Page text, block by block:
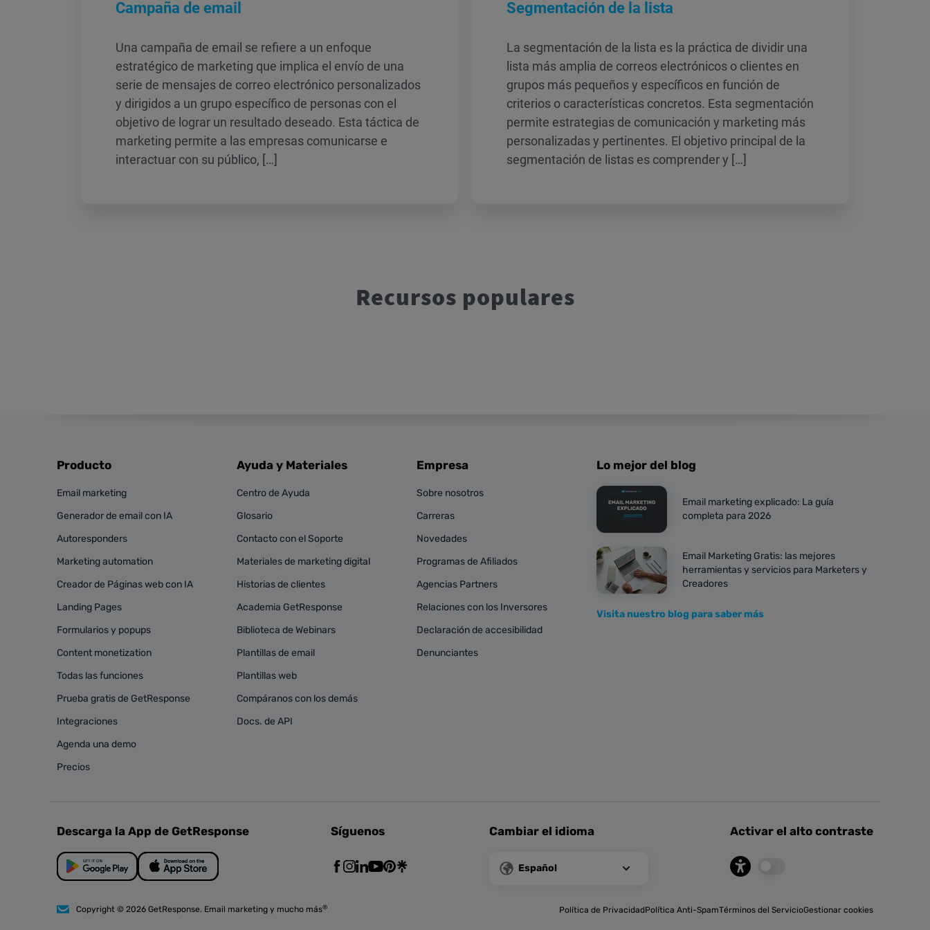
Campaña de email
Una campaña de email se refiere a un enfoque
estratégico de marketing que implica el envío de una
serie de mensajes de correo electrónico personalizados
y dirigidos a un grupo específico de personas con el
objetivo de lograr un resultado deseado. Esta táctica de
marketing permite a las empresas comunicarse e
interactuar con su público, […]
Segmentación de la lista
La segmentación de la lista es la práctica de dividir una
lista más amplia de correos electrónicos o clientes en
grupos más pequeños y específicos en función de
criterios o características concretos. Esta segmentación
permite estrategias de comunicación y marketing más
personalizadas y pertinentes. El objetivo principal de la
segmentación de listas es comprender y […]
Recursos populares
Producto
Email marketing
Generador de email con IA
Autoresponders
Marketing automation
Creador de Páginas web con IA
Landing Pages
Formularios y popups
Content monetization
Todas las funciones
Prueba gratis de GetResponse
Integraciones
Agenda una demo
Precios
Ayuda y Materiales
Centro de Ayuda
Glosario
Contacto con el Soporte
Materiales de marketing digital
Historias de clientes
Academia GetResponse
Biblioteca de Webinars
Plantillas de email
Plantillas web
Compáranos con los demás
Docs. de API
Empresa
Sobre nosotros
Carreras
Novedades
Programas de Afiliados
Agencias Partners
Relaciones con los Inversores
Declaración de accesibilidad
Denunciantes
Lo mejor del blog
Email marketing explicado: La guía
completa para 2026
Email Marketing Gratis: las mejores
herramientas y servicios para Marketers y
Creadores
Visita nuestro blog para saber más
Descarga la App de GetResponse Síguenos Cambiar el idioma
Español
Activar el alto contraste
Copyright © 2026 GetResponse. Email marketing y mucho más® Política de PrivacidadPolítica Anti-SpamTérminos del ServicioGestionar cookies